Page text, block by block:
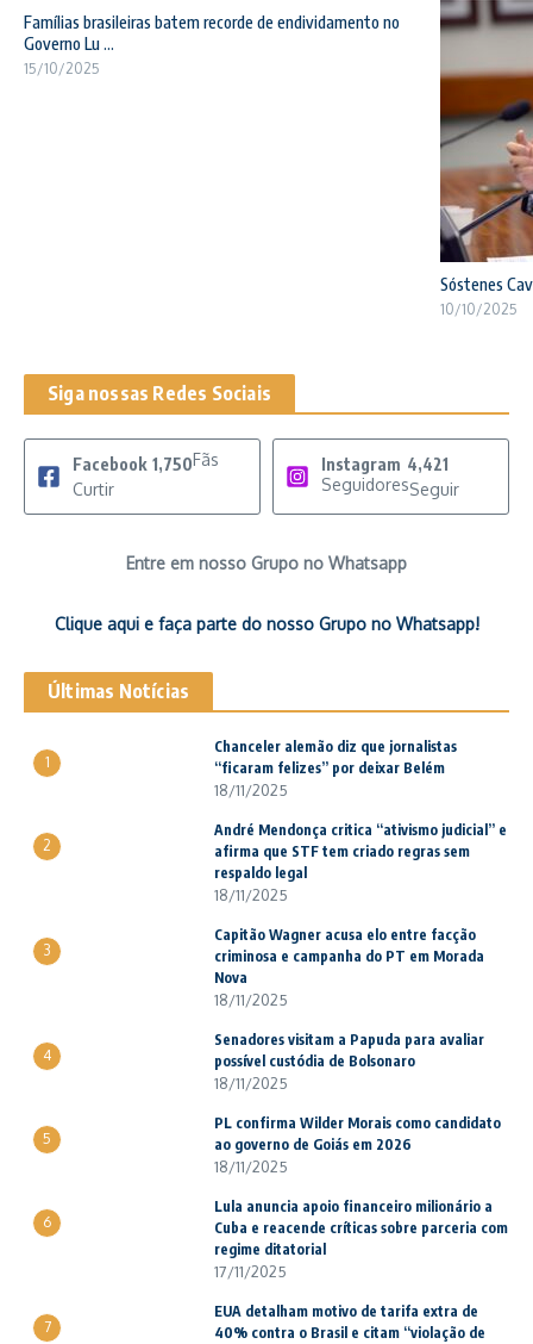
Famílias brasileiras batem recorde de endividamento no
Governo Lu ...
15/10/2025
Sóstenes
10/10/2025
Siga nossas Redes Sociais
Facebook 1,750Fãs
Curtir
Instagram 4,421
SeguidoresSeguir
Entre em nosso Grupo no Whatsapp
Clique aqui e faça parte do nosso Grupo no Whatsapp!
Últimas Notícias
1
Chanceler alemão diz que jornalistas
“ficaram felizes” por deixar Belém
18/11/2025
2
André Mendonça critica “ativismo judicial” e
afirma que STF tem criado regras sem
respaldo legal
18/11/2025
3
Capitão Wagner acusa elo entre facção
criminosa e campanha do PT em Morada
Nova
18/11/2025
4
Senadores visitam a Papuda para avaliar
possível custódia de Bolsonaro
18/11/2025
5
PL confirma Wilder Morais como candidato
ao governo de Goiás em 2026
18/11/2025
6
Lula anuncia apoio financeiro milionário a
Cuba e reacende críticas sobre parceria com
regime ditatorial
17/11/2025
7
EUA detalham motivo de tarifa extra de
40% contra o Brasil e citam “violação de